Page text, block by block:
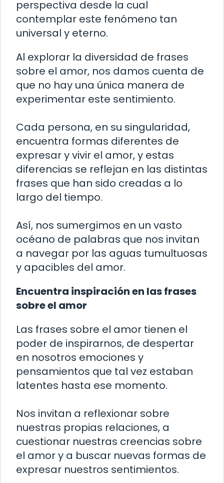
perspectiva desde la cual
contemplar este fenómeno tan
universal y eterno.
Al explorar la diversidad de frases
sobre el amor, nos damos cuenta de
que no hay una única manera de
experimentar este sentimiento.
Cada persona, en su singularidad,
encuentra formas diferentes de
expresar y vivir el amor, y estas
diferencias se reflejan en las distintas
frases que han sido creadas a lo
largo del tiempo.
Así, nos sumergimos en un vasto
océano de palabras que nos invitan
a navegar por las aguas tumultuosas
y apacibles del amor.
Encuentra inspiración en las frases
sobre el amor
Las frases sobre el amor tienen el
poder de inspirarnos, de despertar
en nosotros emociones y
pensamientos que tal vez estaban
latentes hasta ese momento.
Nos invitan a reflexionar sobre
nuestras propias relaciones, a
cuestionar nuestras creencias sobre
el amor y a buscar nuevas formas de
expresar nuestros sentimientos.